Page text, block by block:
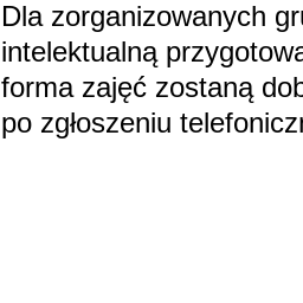
Dla zorganizowanych
intelektualną
forma zajęć zostaną
po zgłoszeniu